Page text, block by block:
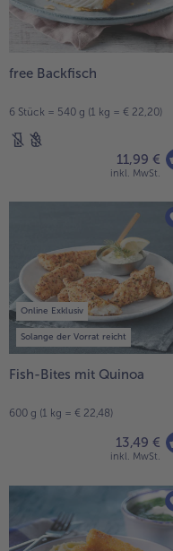
free Backfisch
6 Stück = 540 g (1 kg = € 22,20)
11,99 €
inkl. MwSt.
Online Exklusiv
Solange der Vorrat reicht
Fish-Bites mit Quinoa
600 g (1 kg = € 22,48)
13,49 €
inkl. MwSt.